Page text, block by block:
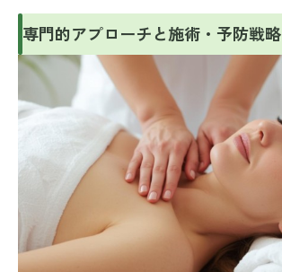
専門的アプローチと施術・予防戦略